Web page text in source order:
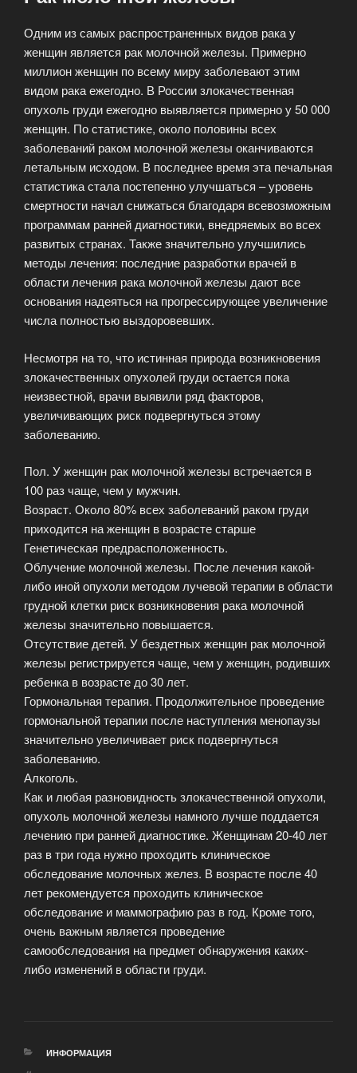
Одним из самых распространенных видов рака у
женщин является рак молочной железы. Примерно
миллион женщин по всему миру заболевают этим
видом рака ежегодно. В России злокачественная
опухоль груди ежегодно выявляется примерно у 50 000
женщин. По статистике, около половины всех
заболеваний раком молочной железы оканчиваются
летальным исходом. В последнее время эта печальная
статистика стала постепенно улучшаться – уровень
смертности начал снижаться благодаря всевозможным
программам ранней диагностики, внедряемых во всех
развитых странах. Также значительно улучшились
методы лечения: последние разработки врачей в
области лечения рака молочной железы дают все
основания надеяться на прогрессирующее увеличение
числа полностью выздоровевших.
Несмотря на то, что истинная природа возникновения
злокачественных опухолей груди остается пока
неизвестной, врачи выявили ряд факторов,
увеличивающих риск подвергнуться этому
заболеванию.
Пол. У женщин рак молочной железы встречается в
100 раз чаще, чем у мужчин.
Возраст. Около 80% всех заболеваний раком груди
приходится на женщин в возрасте старше
Генетическая предрасположенность.
Облучение молочной железы. После лечения какой-
либо иной опухоли методом лучевой терапии в области
грудной клетки риск возникновения рака молочной
железы значительно повышается.
Отсутствие детей. У бездетных женщин рак молочной
железы регистрируется чаще, чем у женщин, родивших
ребенка в возрасте до 30 лет.
Гормональная терапия. Продолжительное проведение
гормональной терапии после наступления менопаузы
значительно увеличивает риск подвергнуться
заболеванию.
Алкоголь.
Как и любая разновидность злокачественной опухоли,
опухоль молочной железы намного лучше поддается
лечению при ранней диагностике. Женщинам 20-40 лет
раз в три года нужно проходить клиническое
обследование молочных желез. В возрасте после 40
лет рекомендуется проходить клиническое
обследование и маммографию раз в год. Кроме того,
очень важным является проведение
самообследования на предмет обнаружения каких-
либо изменений в области груди.
РУБРИКИ
ИНФОРМАЦИЯ